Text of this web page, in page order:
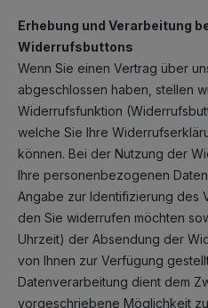
Erhebung und Verarbeitung
Widerrufsbuttons
Wenn Sie einen Vertrag über
abgeschlossen haben, stellen
Widerrufsfunktion
welche Sie Ihre
können. Bei der Nutzung der
Ihre personenbezogenen Daten
Angabe zur Identifizierung des
den Sie widerrufen möchten
Uhrzeit) der Absendung der
von Ihnen zur Verfügung
Datenverarbeitung dient dem
vorgeschriebene Möglichkeit